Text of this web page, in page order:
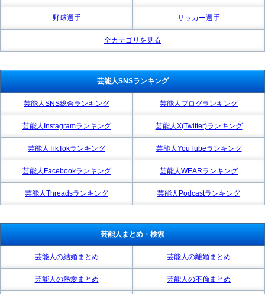
野球選手 サッカー選手
全カテゴリを見る
芸能人SNSランキング
芸能人SNS総合ランキング 芸能人ブログランキング
芸能人Instagramランキング 芸能人X(Twitter)ランキング
芸能人TikTokランキング 芸能人YouTubeランキング
芸能人Facebookランキング 芸能人WEARランキング
芸能人Threadsランキング 芸能人Podcastランキング
芸能人まとめ・検索
芸能人の結婚まとめ 芸能人の離婚まとめ
芸能人の熱愛まとめ 芸能人の不倫まとめ